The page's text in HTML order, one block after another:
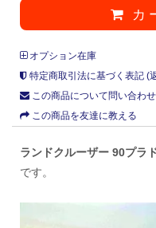
カ
オプション在庫
特定商取引法に基づく表記 (
この商品について問い合わ
この商品を友達に教える
ランドクルーザー 90プラ
です。